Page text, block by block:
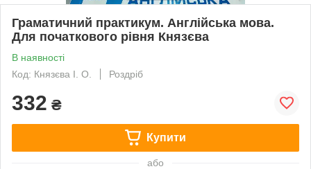
Граматичний практикум. Англійська мова.
Для початкового рівня Князєва
В наявності
Код: Князєва І. О.
Роздріб
332 ₴
Купити
або